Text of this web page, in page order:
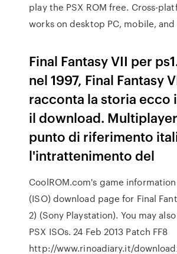
play the PSX ROM free. Cross-
works on desktop PC, mobile,
Final Fantasy VII per
nel 1997, Final Fantasy
racconta la storia ecco
il download.
punto di riferimento
l'intrattenimento del
CoolROM.com's game information
(ISO) download page for Final
2) (Sony Playstation). You may
PSX ISOs. 24 Feb 2013 Patch FF8
http://www.rinoadiary.it/